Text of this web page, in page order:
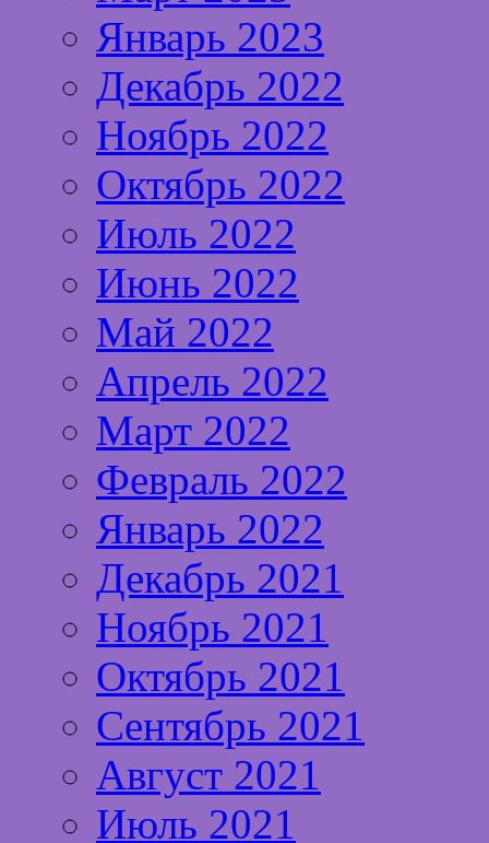
Январь 2023
Декабрь 2022
Ноябрь 2022
Октябрь 2022
Июль 2022
Июнь 2022
Май 2022
Апрель 2022
Март 2022
Февраль 2022
Январь 2022
Декабрь 2021
Ноябрь 2021
Октябрь 2021
Сентябрь 2021
Август 2021
Июль 2021